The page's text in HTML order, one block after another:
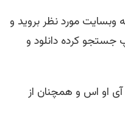
وبسایت مورد نظر بروید و
جستجو کرده دانلود و
آی او اس و همچنان از